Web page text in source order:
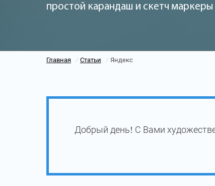
простой карандаш и скетч маркеры
Главная / Статьи / Яндекс
Добрый день! С Вами